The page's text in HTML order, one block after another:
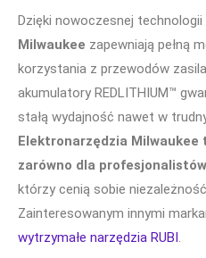
Dzięki nowoczesnej technologii
Milwaukee zapewniają pełną
korzystania z przewodów
akumulatory REDLITHIUM™
stałą wydajność nawet w
Elektronarzędzia Milwaukee
zarówno dla
którzy cenią sobie
Zainteresowanym innymi
wytrzymałe narzędzia RUBI.